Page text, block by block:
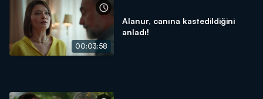
00:03:58
Alanur, canına kastedildiğini
anladı!